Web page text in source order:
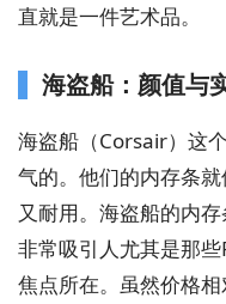
直就是一件艺术品。
海盗船：颜值与
海盗船（Corsair）这
气的。他们的内存条
又耐用。海盗船的内
非常吸引人尤其是那
焦点所在。虽然价格